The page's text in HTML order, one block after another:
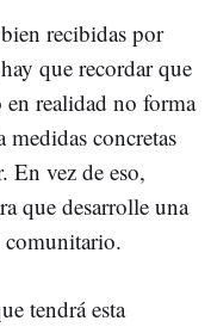
recibidas por
que recordar que
realidad no forma
concretas
En vez de eso,
que desarrolle una
comunitario.
tendrá esta